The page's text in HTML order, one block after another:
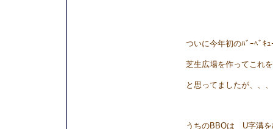
ついに今年初のﾊﾞｰﾍﾞｷ
芝生広場を作ってこれ
と思ってましたが、、、
うちのBBQは U字溝を